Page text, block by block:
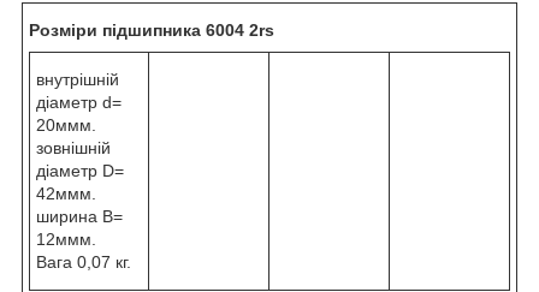
Розміри підшипника 6004 2rs
внутрішній
діаметр d=
20ммм.
зовнішній
діаметр D=
42ммм.
ширина B=
12ммм.
Вага 0,07 кг.